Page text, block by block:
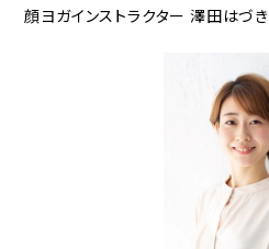
顔ヨガインストラクター 澤田はづき